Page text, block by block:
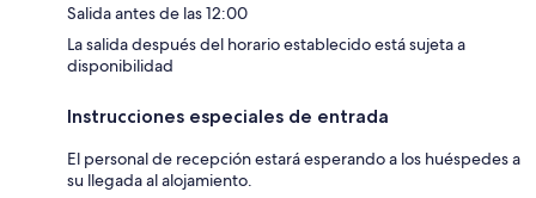
Salida antes de las 12:00
La salida después del horario establecido está sujeta a
disponibilidad
Instrucciones especiales de entrada
El personal de recepción estará esperando a los huéspedes a
su llegada al alojamiento.